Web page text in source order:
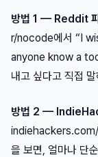
방법 1 — Reddit 파
r/nocode에서 “I
anyone know a
내고 싶다고 직접
방법 2 —
을 보면, 얼마나 단